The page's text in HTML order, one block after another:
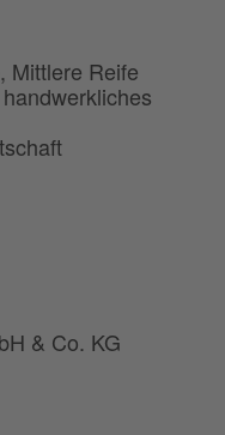
Mittlere Reife
& Co. KG